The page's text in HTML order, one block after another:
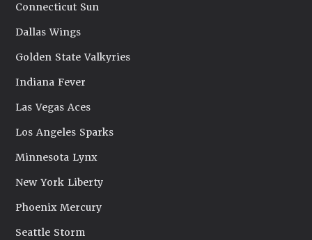
Connecticut Sun
Dallas Wings
Golden State Valkyries
Indiana Fever
Las Vegas Aces
Los Angeles Sparks
Minnesota Lynx
New York Liberty
Phoenix Mercury
Seattle Storm